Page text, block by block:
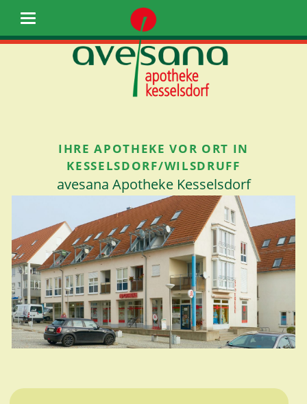
IHRE APOTHEKE VOR ORT IN
KESSELSDORF/WILSDRUFF
avesana Apotheke Kesselsdorf